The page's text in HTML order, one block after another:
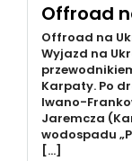
Offroad
Offroad na
Wyjazd na
Karpaty. Po
Iwano-
Jaremcza
wodospadu
[…]